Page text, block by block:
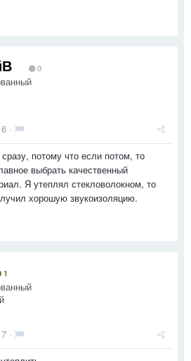
0
·
потому что если потом, то
выбрать качественный
Я утеплял стекловолокном, то
хорошую звукоизоляцию.
1
·